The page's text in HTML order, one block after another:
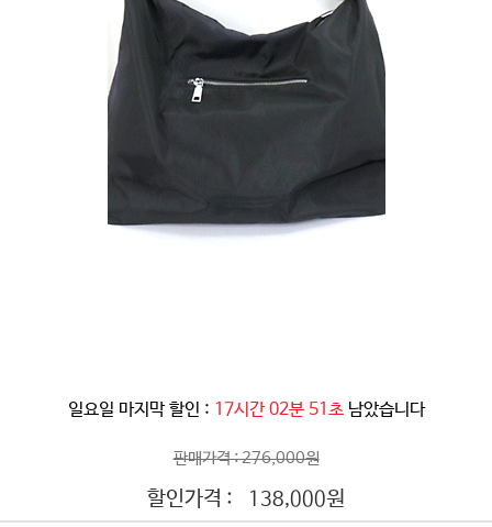
일요일 마지막 할인 : 17시간 02분 49초 남았습니다
판매가격 : 276,000원
할인가격 : 138,000원